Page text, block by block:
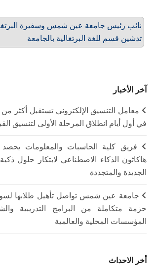
نائب رئيس جامعة عين شمس وسفيرة
تدشين قسم للغة البرتغالية بالجامعة
آخر الأخبار
في أول أيام انطلاق المرحلة الأولى لتنسيق
فريق كلية الحاسبات والمعلومات
هاكاثون الذكاء الاصطناعي لابتكار حلول
الجديدة والمتجددة
جامعة عين شمس تواصل تأهيل طلابها
حزمة متكاملة من البرامج التدريبية
المؤسسات المحلية والعالمية
أخر الاحداث